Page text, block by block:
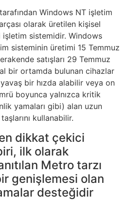
Windows NT işletim
olarak üretilen kişisel
sistemidir. Windows
sisteminin üretimi 15 Temmuz
satışları 29 Temmuz
bir ortamda bulunan cihazlar
bir hızda alabilir veya on
boyunca yalnızca kritik
yamaları gibi) alan uzun
kullanabilir.
dikkat çekici
ilk olarak
Metro tarzı
genişlemesi olan
desteğidir